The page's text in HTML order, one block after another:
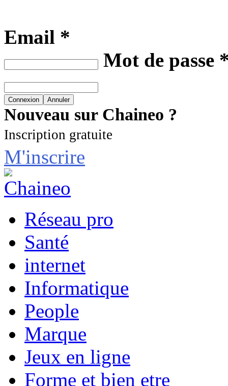
Email *
Mot de passe
Nouveau sur Chaineo ?
Inscription gratuite
M'inscrire
Réseau pro
Santé
internet
Informatique
People
Marque
Jeux en ligne
Forme et bien etre